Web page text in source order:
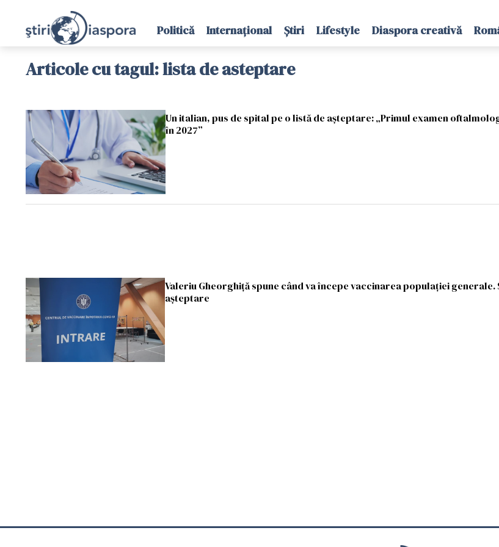
Politică Internațional Știri Lifestyle Diaspora creativă
Articole cu tagul: lista de asteptare
Un italian, pus de spital pe o listă de așteptare: „Primul examen
în 2027”
Valeriu Gheorghiță spune când va începe vaccinarea populației generale.
așteptare